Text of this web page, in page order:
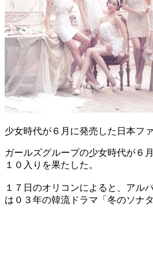
少女時代が６月に発売した日本フ
ガールズグループの少女時代が６
１０入りを果たした。
１７日のオリコンによると、アル
は０３年の韓流ドラマ「冬のソナ